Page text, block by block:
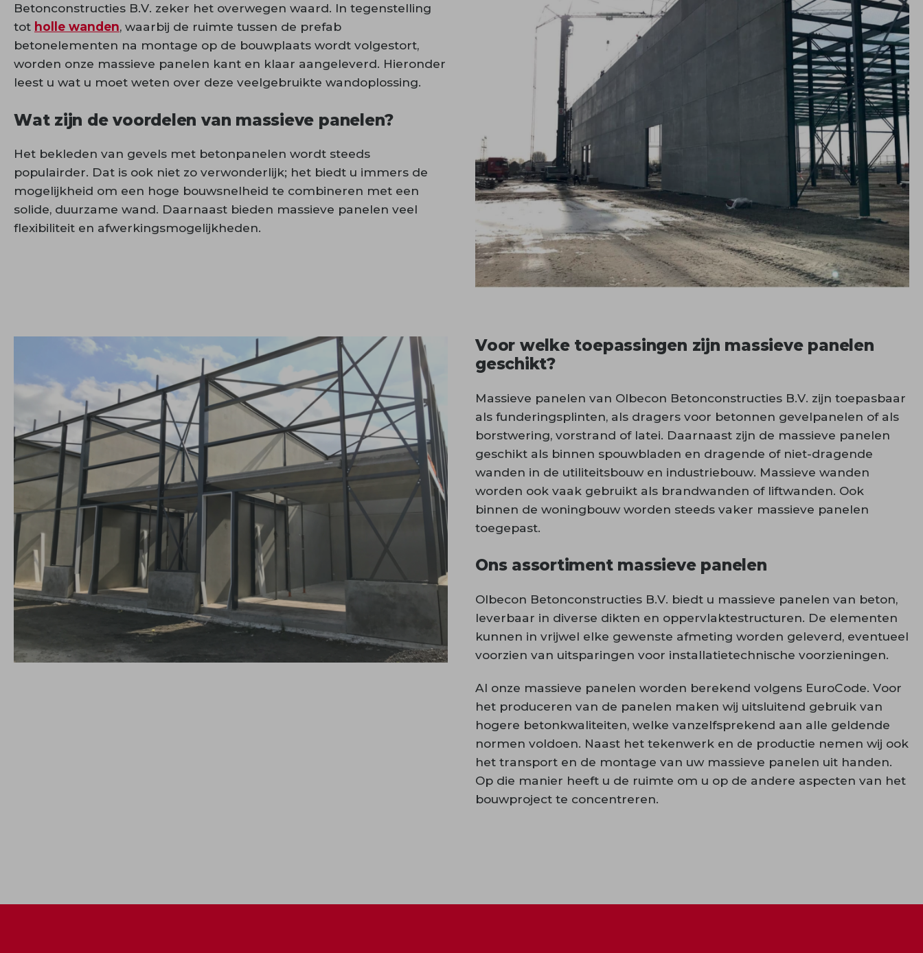
Betonconstructies B.V. zeker het overwegen waard. In tegenstelling
tot holle wanden, waarbij de ruimte tussen de prefab
betonelementen na montage op de bouwplaats wordt volgestort,
worden onze massieve panelen kant en klaar aangeleverd. Hieronder
leest u wat u moet weten over deze veelgebruikte wandoplossing.
Wat zijn de voordelen van massieve panelen?
Het bekleden van gevels met betonpanelen wordt steeds
populairder. Dat is ook niet zo verwonderlijk; het biedt u immers de
mogelijkheid om een hoge bouwsnelheid te combineren met een
solide, duurzame wand. Daarnaast bieden massieve panelen veel
flexibiliteit en afwerkingsmogelijkheden.
Voor welke toepassingen zijn massieve panelen
geschikt?
Massieve panelen van Olbecon Betonconstructies B.V. zijn toepasbaar
als funderingsplinten, als dragers voor betonnen gevelpanelen of als
borstwering, vorstrand of latei. Daarnaast zijn de massieve panelen
geschikt als binnen spouwbladen en dragende of niet-dragende
wanden in de utiliteitsbouw en industriebouw. Massieve wanden
worden ook vaak gebruikt als brandwanden of liftwanden. Ook
binnen de woningbouw worden steeds vaker massieve panelen
toegepast.
Ons assortiment massieve panelen
Olbecon Betonconstructies B.V. biedt u massieve panelen van beton,
leverbaar in diverse dikten en oppervlaktestructuren. De elementen
kunnen in vrijwel elke gewenste afmeting worden geleverd, eventueel
voorzien van uitsparingen voor installatietechnische voorzieningen.
Al onze massieve panelen worden berekend volgens EuroCode. Voor
het produceren van de panelen maken wij uitsluitend gebruik van
hogere betonkwaliteiten, welke vanzelfsprekend aan alle geldende
normen voldoen. Naast het tekenwerk en de productie nemen wij ook
het transport en de montage van uw massieve panelen uit handen.
Op die manier heeft u de ruimte om u op de andere aspecten van het
bouwproject te concentreren.